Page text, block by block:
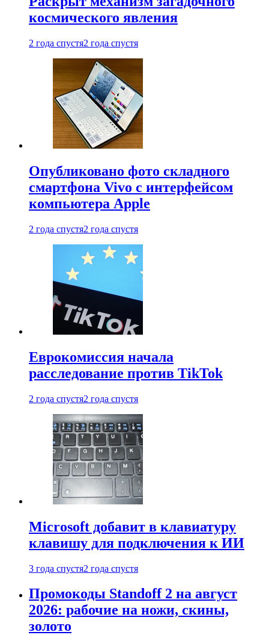
космического явления
2 года спустя2 года спустя
Опубликовано фото складного
смартфона Vivo с интерфейсом
компьютера Apple
2 года спустя2 года спустя
Еврокомиссия начала
расследование против TikTok
2 года спустя2 года спустя
Microsoft добавит в клавиатуру
клавишу для подключения к ИИ
3 года спустя2 года спустя
Промокоды Standoff 2 на август
2026: рабочие на ножи, скины,
золото